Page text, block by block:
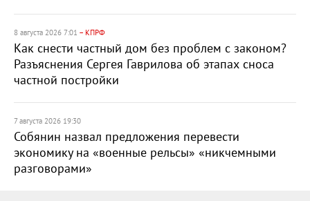
8 августа 2026 7:01 – КПРФ
Как снести частный дом без проблем с законом?
Разъяснения Сергея Гаврилова об этапах сноса
частной постройки
7 августа 2026 19:30
Собянин назвал предложения перевести
экономику на «военные рельсы» «никчемными
разговорами»